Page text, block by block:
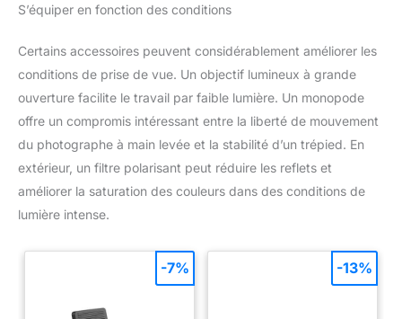
S’équiper en fonction des conditions
Certains accessoires peuvent considérablement améliorer les
conditions de prise de vue. Un objectif lumineux à grande
ouverture facilite le travail par faible lumière. Un monopode
offre un compromis intéressant entre la liberté de mouvement
du photographe à main levée et la stabilité d’un trépied. En
extérieur, un filtre polarisant peut réduire les reflets et
améliorer la saturation des couleurs dans des conditions de
lumière intense.
-7% -13%